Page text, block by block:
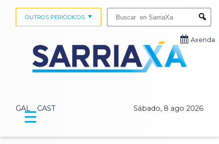
GAL CAST Sábado, 8 ago 2026
OUTROS PERIÓDICOS
Axenda
☰